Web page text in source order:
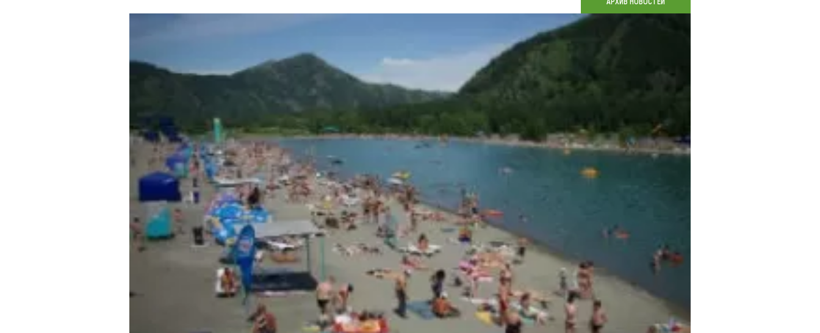
Карта
Что привезти (сувениры)
О регионе
Общая информация
Как добраться
Люди, прославившие Алтай
Коллекция впечатлений
Другие рубрики
Реестр туристических
Противодействие коррупции